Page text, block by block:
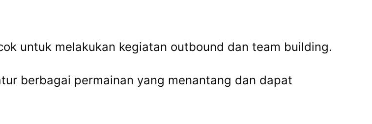
untuk melakukan kegiatan outbound dan team building.
berbagai permainan yang menantang dan dapat